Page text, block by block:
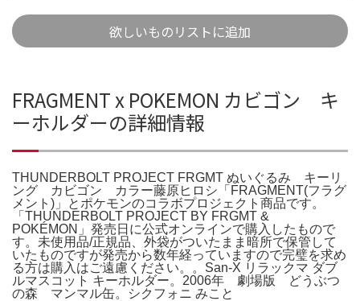
欲しいものリストに追加
FRAGMENT x POKEMON カビゴン キ
ーホルダーの詳細情報
THUNDERBOLT PROJECT FRGMT ぬいぐるみ キーリ
ング カビゴン カラー藤原ヒロシ「FRAGMENT(フラグ
メント)」とポケモンのコラボプロジェクト商品です。
「THUNDERBOLT PROJECT BY FRGMT &
POKÉMON」発売日に公式オンラインで購入したもので
す。未使用品/正規品、外袋がついたまま暗所で保管して
いたものですが発売から数年経っていますので完璧を求め
る方は購入はご遠慮ください。。San-X リラックマ ダブ
ルマスコット キーホルダー。2006年 劇場版 どうぶつ
の森 マンマル缶。シクフォニ みこと